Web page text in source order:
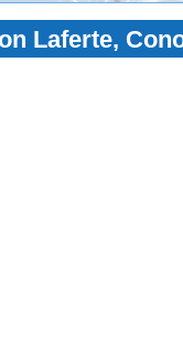
Laferte,